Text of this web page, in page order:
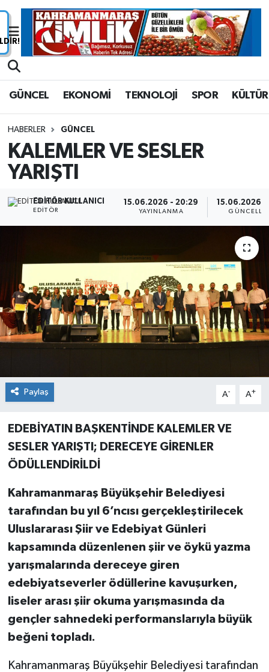
GÜNCEL EKONOMİ TEKNOLOJİ SPOR KÜLTÜR
HABERLER GÜNCEL
KALEMLER VE SESLER
YARIŞTI
EDITÖR KULLANICI
EDITÖR
15.06.2026 - 20:29
YAYINLANMA
15.06.2026 -
Paylaş A- A+
EDEBİYATIN BAŞKENTİNDE KALEMLER VE
SESLER YARIŞTI; DERECEYE GİRENLER
ÖDÜLLENDİRİLDİ
Kahramanmaraş Büyükşehir Belediyesi
tarafından bu yıl 6’ncısı gerçekleştirilecek
Uluslararası Şiir ve Edebiyat Günleri
kapsamında düzenlenen şiir ve öykü yazma
yarışmalarında dereceye giren
edebiyatseverler ödüllerine kavuşurken,
liseler arası şiir okuma yarışmasında da
gençler sahnedeki performanslarıyla büyük
beğeni topladı.
Kahramanmaraş Büyükşehir Belediyesi tarafından
Nöbetçi Eczaneler
Süper Lig Puan Durumu ve Fikstür
Tüm Manşetler
Son Dakika Haberleri